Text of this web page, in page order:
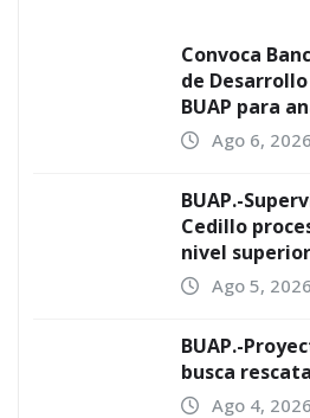
Convoca
de
BUAP para
Ago 6, 2026
BUAP.-
Cedillo
nivel superior
Ago 5, 2026
BUAP.-
busca
Ago 4, 2026